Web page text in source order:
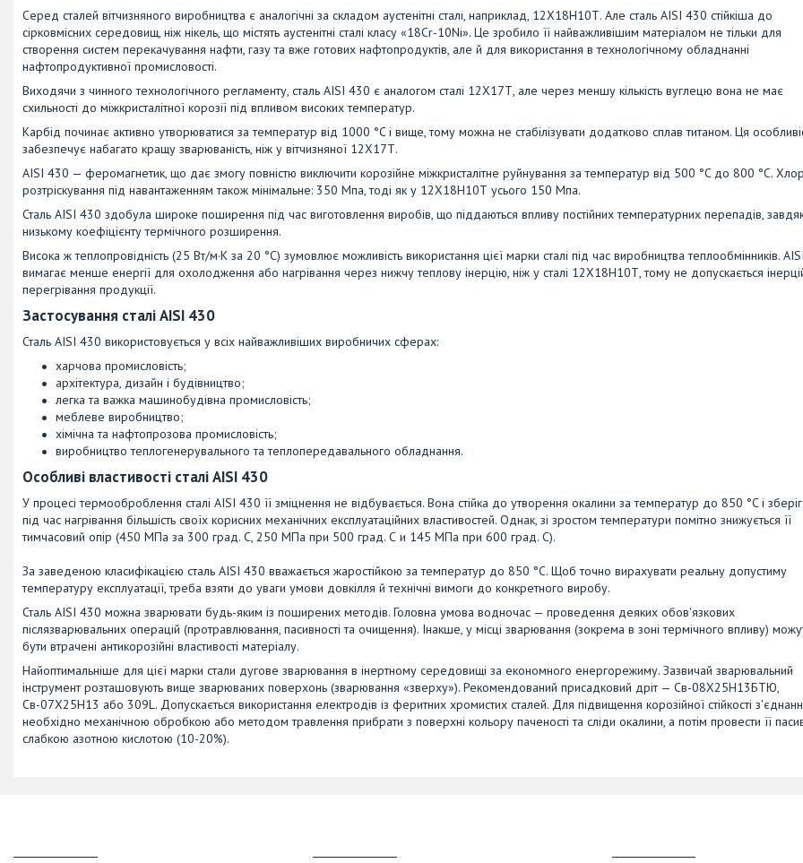
Серед сталей вітчизняного виробництва є аналогічні за складом аустенітні сталі, наприклад, 12Х18Н10Т. Але сталь AISI 430 стійкіша до
сірковмісних середовищ, ніж нікель, що містять аустенітні сталі класу «18Cr-10Ni». Це зробило її найважливішим матеріалом не тільки для
створення систем перекачування нафти, газу та вже готових нафтопродуктів, але й для використання в технологічному обладнанні
нафтопродуктивної промисловості.
Виходячи з чинного технологічного регламенту, сталь AISI 430 є аналогом сталі 12Х17Т, але через меншу кількість вуглецю вона не має
схильності до міжкристалітної корозії під впливом високих температур.
Карбід починає активно утворюватися за температур від 1000 °C і вище, тому можна не стабілізувати додатково сплав титаном. Ця
забезпечує набагато кращу зварюваність, ніж у вітчизняної 12Х17Т.
AISI 430 — феромагнетик, що дає змогу повністю виключити корозійне міжкристалітне руйнування за температур від 500 °C до 800 °C.
розтріскування під навантаженням також мінімальне: 350 Мпа, тоді як у 12Х18Н10Т усього 150 Мпа.
Сталь AISI 430 здобула широке поширення під час виготовлення виробів, що піддаються впливу постійних температурних перепадів,
низькому коефіцієнту термічного розширення.
Висока ж теплопровідність (25 Вт/м·К за 20 °C) зумовлює можливість використання цієї марки сталі під час виробництва теплообмінників.
вимагає менше енергії для охолодження або нагрівання через нижчу теплову інерцію, ніж у сталі 12Х18Н10Т, тому не допускається
перегрівання продукції.
Застосування сталі AISI 430
Сталь AISI 430 використовується у всіх найважливіших виробничих сферах:
харчова промисловість;
архітектура, дизайн і будівництво;
легка та важка машинобудівна промисловість;
меблеве виробництво;
хімічна та нафтопрозова промисловість;
виробництво теплогенерувального та теплопередавального обладнання.
Особливі властивості сталі AISI 430
У процесі термооброблення сталі AISI 430 її зміцнення не відбувається. Вона стійка до утворення окалини за температур до 850 °C і
під час нагрівання більшість своїх корисних механічних експлуатаційних властивостей. Однак, зі зростом температури помітно знижується її
тимчасовий опір (450 МПа за 300 град. С, 250 МПа при 500 град. С и 145 МПа при 600 град. С).
За заведеною класифікацією сталь AISI 430 вважається жаростійкою за температур до 850 °C. Щоб точно вирахувати реальну допустиму
температуру експлуатації, треба взяти до уваги умови довкілля й технічні вимоги до конкретного виробу.
Сталь AISI 430 можна зварювати будь-яким із поширених методів. Головна умова водночас — проведення деяких обов'язкових
післязварювальних операцій (протравлювання, пасивності та очищення). Інакше, у місці зварювання (зокрема в зоні термічного впливу)
бути втрачені антикорозійні властивості матеріалу.
Найоптимальніше для цієї марки стали дугове зварювання в інертному середовищі за економного енергорежиму. Зазвичай зварювальний
інструмент розташовують вище зварюваних поверхонь (зварювання «зверху»). Рекомендований присадковий дріт — Св-08Х25Н13БТЮ,
Cв-07Х25Н13 або 309L. Допускається використання електродів із феритних хромистих сталей. Для підвищення корозійної стійкості
необхідно механічною обробкою або методом травлення прибрати з поверхні кольору паченості та сліди окалини, а потім провести її
слабкою азотною кислотою (10-20%).